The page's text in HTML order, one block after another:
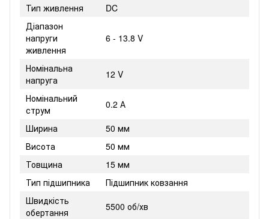
Тип живлення
DC
Діапазон
напруги
живлення
6 - 13.8 V
Номінальна
напруга
12 V
Номінальний
струм
0.2 А
Ширина
50 мм
Висота
50 мм
Товщина
15 мм
Тип підшипника
Підшипник ковзання
Швидкість
обертання
5500 об/хв